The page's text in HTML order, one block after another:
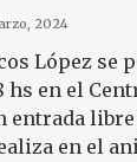
2024
López se
hs en el
entrada
en el